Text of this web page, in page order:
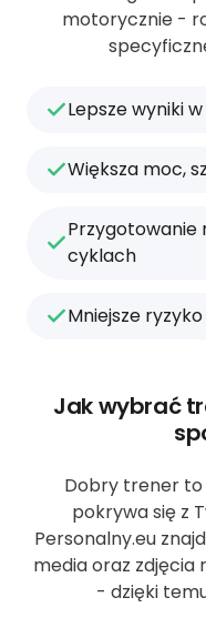
motorycznie -
Lepsze wyniki
Większa moc,
Przygotowanie
cyklach
Mniejsze
Jak wybrać
Dobry trener to
pokrywa się z
Personalny.eu
media oraz
- dzięki